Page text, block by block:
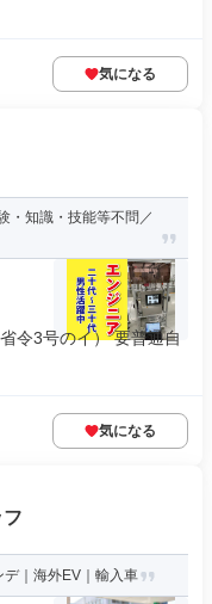
気になる
・知識・技能等不問／
令3号のイ） 要普通自
気になる
｜海外EV｜輸入車